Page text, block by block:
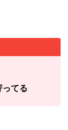
てる